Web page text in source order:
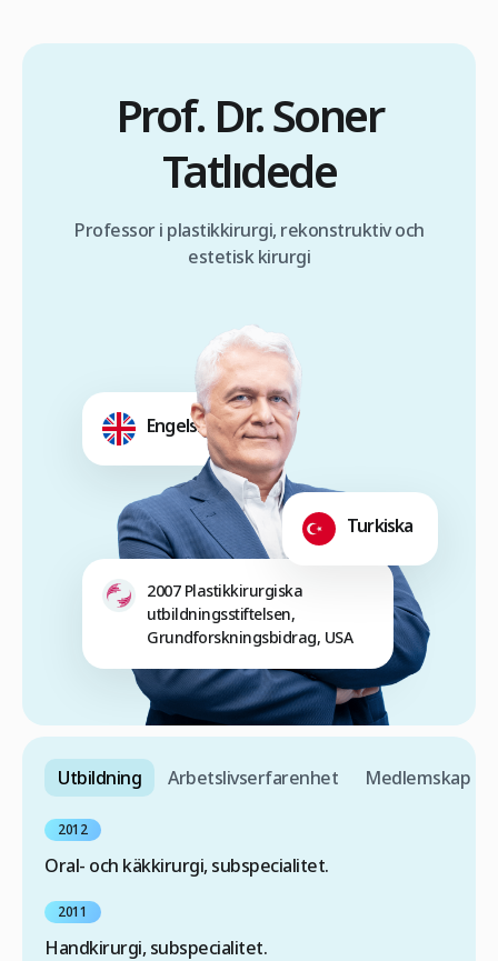
Prof. Dr. Soner
Tatlıdede
Professor i plastikkirurgi, rekonstruktiv och
estetisk kirurgi
Engelska
Turkiska
2007 Plastikkirurgiska
utbildningsstiftelsen,
Grundforskningsbidrag, USA
Utbildning Arbetslivserfarenhet Medlemskap
2012
Oral- och käkkirurgi, subspecialitet.
2011
Handkirurgi, subspecialitet.